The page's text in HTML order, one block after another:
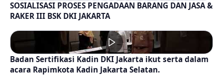
SOSIALISASI PROSES PENGADAAN BARANG DAN JASA &
RAKER III BSK DKI JAKARTA
Badan Sertifikasi Kadin DKI Jakarta ikut serta dalam
acara Rapimkota Kadin Jakarta Selatan.